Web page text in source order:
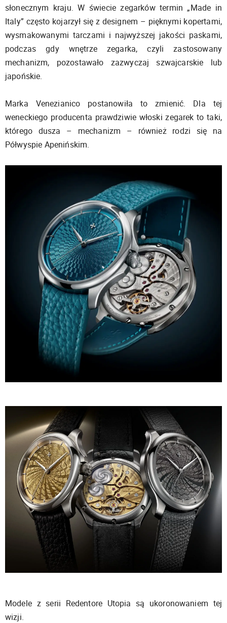
słonecznym kraju. W świecie zegarków termin „Made in
Italy” często kojarzył się z designem – pięknymi kopertami,
wysmakowanymi tarczami i najwyższej jakości paskami,
podczas gdy wnętrze zegarka, czyli zastosowany
mechanizm, pozostawało zazwyczaj szwajcarskie lub
japońskie.
Marka Venezianico postanowiła to zmienić. Dla tej
weneckiego producenta prawdziwie włoski zegarek to taki,
którego dusza – mechanizm – również rodzi się na
Półwyspie Apenińskim.
Modele z serii Redentore Utopia są ukoronowaniem tej
wizji.